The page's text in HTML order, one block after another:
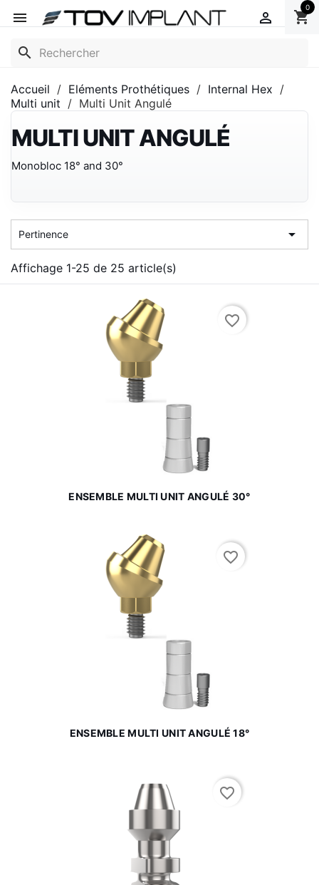
 shopping_cart
0

search
Accueil Eléments Prothétiques
Internal Hex
Multi unit
Multi Unit Angulé
MULTI UNIT ANGULÉ
Monobloc 18° and 30°
Pertinence 
Affichage 1-25 de 25 article(s)
ENSEMBLE MULTI UNIT ANGULÉ 30°
favorite_border
ENSEMBLE MULTI UNIT ANGULÉ 18°
favorite_border
favorite_border